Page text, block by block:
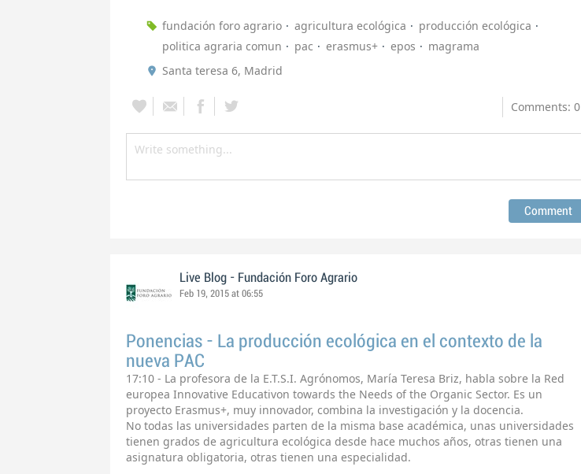
fundación foro agrario agricultura ecológica
producción ecológica
politica agraria comun
pac erasmus+ epos
magrama
Santa teresa 6, Madrid
Comments: 0
Live Blog - Fundación Foro Agrario
Feb 19, 2015 at 06:55
Ponencias - La producción ecológica en el contexto de la
nueva PAC
17:10 - La profesora de la E.T.S.I. Agrónomos, María Teresa Briz, habla sobre la Red
europea Innovative Educativon towards the Needs of the Organic Sector. Es un
proyecto Erasmus+, muy innovador, combina la investigación y la docencia.
No todas las universidades parten de la misma base académica, unas universidades
tienen grados de agricultura ecológica desde hace muchos años, otras tienen una
asignatura obligatoria, otras tienen una especialidad.